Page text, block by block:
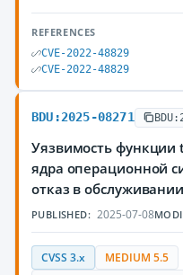
REFERENCES
CVE-2022-48829
CVE-2022-48829
BDU:2025-08271
Уязвимость функции
ядра операционной
отказ в обслуживании
PUBLISHED: 2025-07-08
CVSS 3.x MEDIUM 5.5